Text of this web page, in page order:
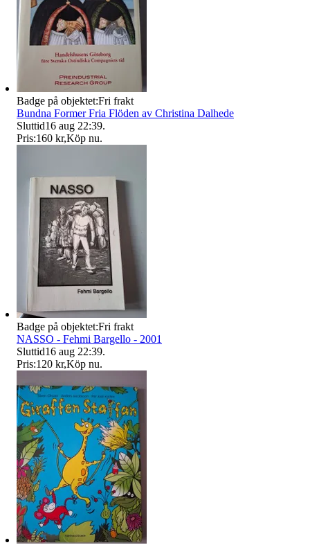
Badge på objektet:Fri frakt
Bundna Former Fria Flöden av Christina Dalhede
Sluttid16 aug 22:39.
Pris:160 kr,Köp nu.
Badge på objektet:Fri frakt
NASSO - Fehmi Bargello - 2001
Sluttid16 aug 22:39.
Pris:120 kr,Köp nu.